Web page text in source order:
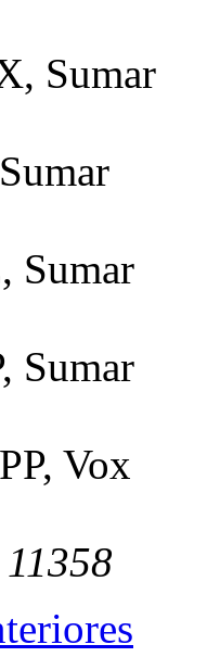
Sumar
Sumar
Sumar
Vox
11358